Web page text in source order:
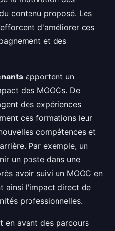
contenu proposé. Les
d'améliorer ces
et des
apportent un
des MOOCs. De
des expériences
ces formations leur
compétences et
Par exemple, un
un poste dans une
avoir suivi un MOOC en
ainsi l'impact direct de
professionnelles.
en avant des parcours